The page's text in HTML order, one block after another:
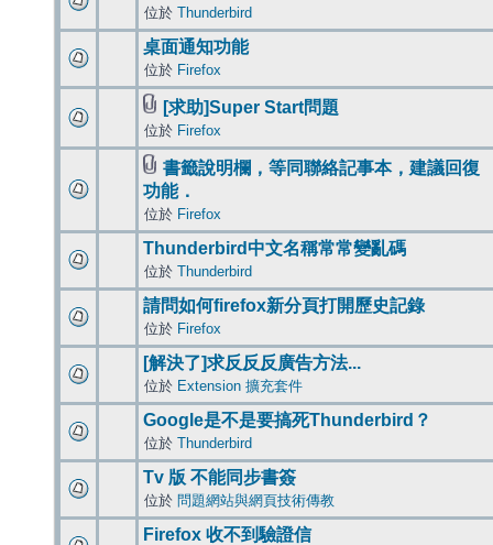
位於 Thunderbird
桌面通知功能
位於 Firefox
[求助]Super Start問題
位於 Firefox
書籤說明欄，等同聯絡記事本，建議回復
功能．
位於 Firefox
Thunderbird中文名稱常常變亂碼
位於 Thunderbird
請問如何firefox新分頁打開歷史記錄
位於 Firefox
[解決了]求反反反廣告方法...
位於 Extension 擴充套件
Google是不是要搞死Thunderbird？
位於 Thunderbird
Tv 版 不能同步書簽
位於 問題網站與網頁技術傳教
Firefox 收不到驗證信